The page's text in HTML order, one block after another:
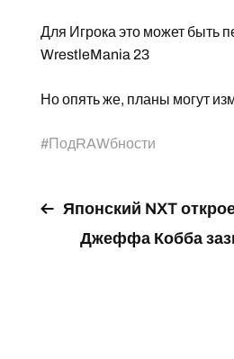
Для Игрока это может быть
WrestleMania 23
Но опять же, планы могут
#ПодRAWбности
Японский NXT
Джеффа Кобба